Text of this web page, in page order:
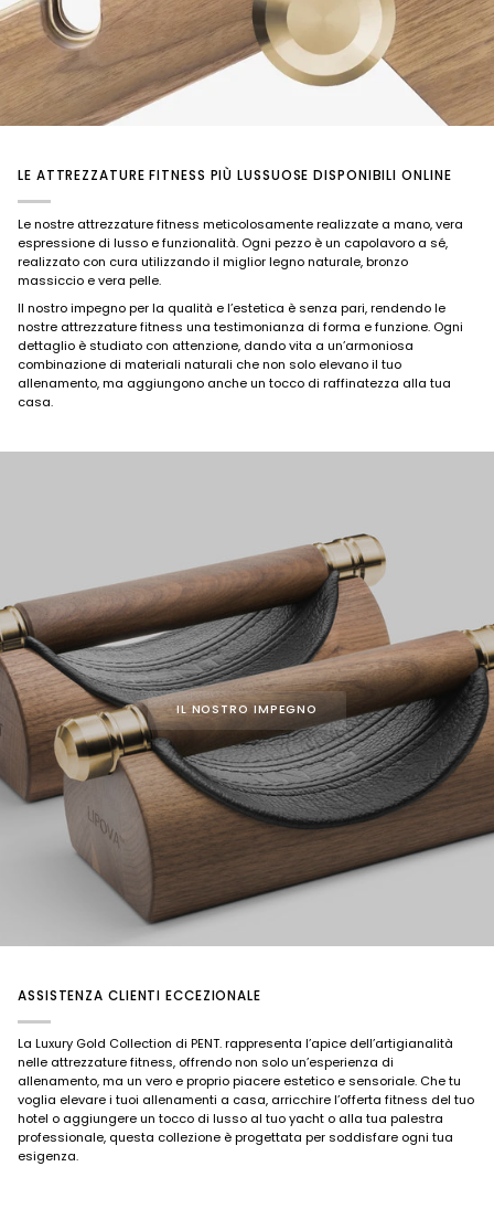
LE ATTREZZATURE FITNESS PIÙ LUSSUOSE DISPONIBILI ONLINE
Le nostre attrezzature fitness meticolosamente realizzate a mano, vera
espressione di lusso e funzionalità. Ogni pezzo è un capolavoro a sé,
realizzato con cura utilizzando il miglior legno naturale, bronzo
massiccio e vera pelle.
Il nostro impegno per la qualità e l’estetica è senza pari, rendendo le
nostre attrezzature fitness una testimonianza di forma e funzione. Ogni
dettaglio è studiato con attenzione, dando vita a un’armoniosa
combinazione di materiali naturali che non solo elevano il tuo
allenamento, ma aggiungono anche un tocco di raffinatezza alla tua
casa.
ASSISTENZA CLIENTI ECCEZIONALE
La Luxury Gold Collection di PENT. rappresenta l’apice dell’artigianalità
nelle attrezzature fitness, offrendo non solo un’esperienza di
allenamento, ma un vero e proprio piacere estetico e sensoriale. Che tu
voglia elevare i tuoi allenamenti a casa, arricchire l’offerta fitness del tuo
hotel o aggiungere un tocco di lusso al tuo yacht o alla tua palestra
professionale, questa collezione è progettata per soddisfare ogni tua
esigenza.
IL NOSTRO IMPEGNO